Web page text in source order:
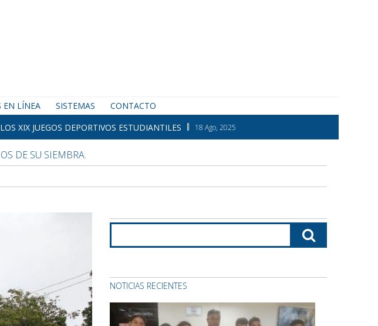
EN LÍNEA SISTEMAS CONTACTO
18 Ago, 2025
XIX JUEGOS DEPORTIVOS ESTUDIANTILES
DE SU SIEMBRA.
NOTICIAS RECIENTES